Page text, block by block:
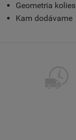
Geometria kolies
Kam dodávame